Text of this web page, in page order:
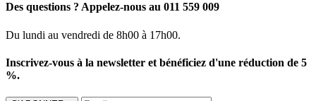
Des questions ? Appelez-nous au 011 559 009
Du lundi au vendredi de 8h00 à 17h00.
Inscrivez-vous à la newsletter et bénéficiez d'une réduction de 5
%.